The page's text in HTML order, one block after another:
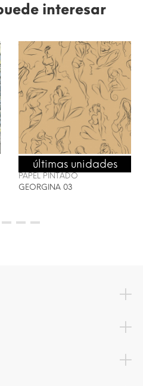
interesar
ENVÍO 24/48H
últimas unidades
PAPEL PINTADO
GEORGINA 03